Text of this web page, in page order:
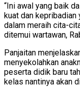
“Ini awal yang baik
kuat dan
dalam meraih cita-
ditemui wartawan,
Panjaitan
menyekolahkan
peserta didik baru
kelas nantinya akan